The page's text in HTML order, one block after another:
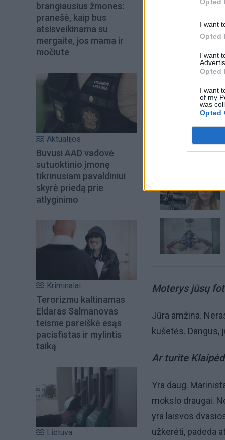
I want
Opted
I want
Opted
I want
of my
was
Opted
brangiausius žmones:
pranešė, kaip bus
atsisveikinama su
mergaite, jos mama ir
močiute
Aktualijos
Buvusi AAD vadovė
sutuoktinio įmonę
tikrinusiam pavaldiniui
skyrė priedą prie
atlyginimo
Kriminalai
Terorizmu kaltinamas
Eldaras Salmanovas
teisme pareiškė esąs
pacisfistas ir mylintis
taiką
Lietuva
Moterys jūsų
Jūra amžina.
kušetės. Dangus,
Ar turite
Yra daug.
mokslo draugai.
yra laisvos
užkerėti, padeda